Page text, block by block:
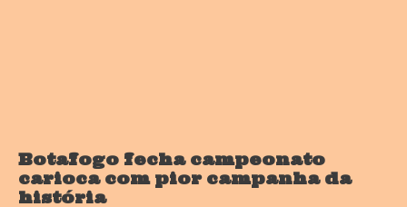
Botafogo fecha campeonato
carioca com pior campanha da
história